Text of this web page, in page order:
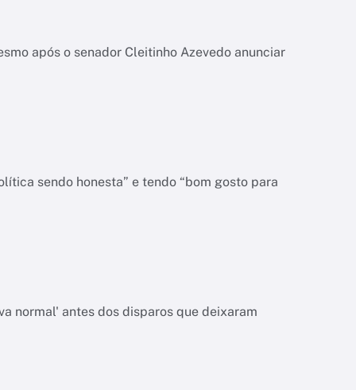
após o senador Cleitinho Azevedo anunciar
sendo honesta” e tendo “bom gosto para
normal' antes dos disparos que deixaram